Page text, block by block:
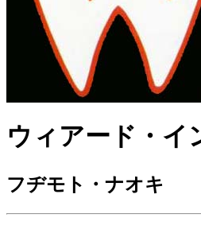
ウィアード・イ
フヂモト・ナオキ